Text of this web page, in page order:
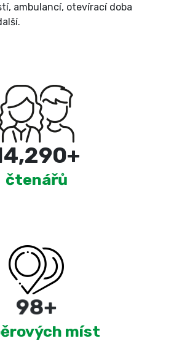
ambulancí, otevírací doba
+
čtenářů
180+
míst